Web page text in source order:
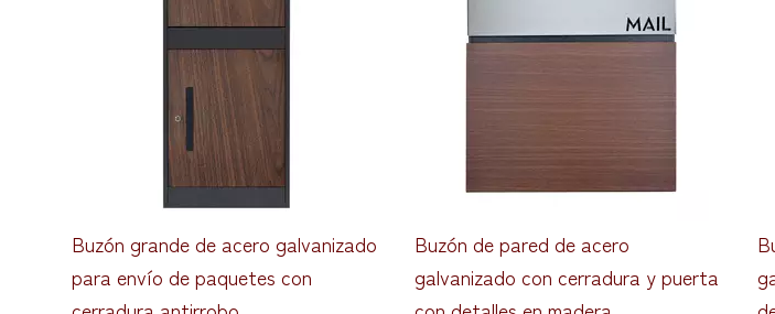
Buzón grande de acero galvanizado
para envío de paquetes con
Buzón de pared de acero
galvanizado con cerradura y puerta